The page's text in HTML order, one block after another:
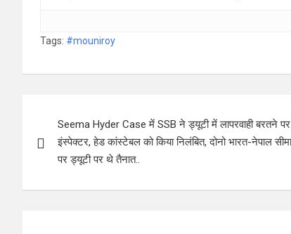
Tags: #mouniroy
navigation
Seema Hyder Case में SSB ने ड्यूटी में लापरवाही बरतने पर
इंस्पेक्टर, हेड कांस्टेबल को किया निलंबित, दोनो भारत-नेपाल सीमा
पर ड्यूटी पर थे तैनात..